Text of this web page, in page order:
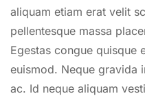
aliquam etiam erat velit
pellentesque massa
Egestas congue quisque
euismod. Neque gravida
ac. Id neque aliquam